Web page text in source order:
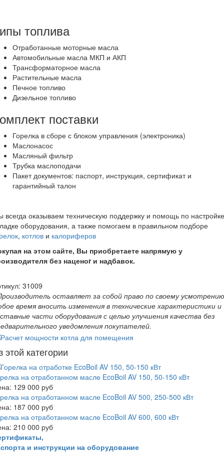
топлива
Отработанные моторные масла
Автомобильные масла МКП и АКП
Трансформаторное масла
Растительные масла
Печное топливо
Дизельное топливо
поставки
Горелка в сборе с блоком управления (электроника)
Маслонасос
Масляный фильтр
Трубка маслоподачи
Пакет документов: паспорт, инструкция, сертификат и
гарантийный талон
всегда оказываем техническую поддержку и помощь по
оборудования, а также помогаем в правильном подборе
, котлов и калориферов
на этом сайте, Вы приобретаете напрямую у
без наценоr и надбавок.
31009
оставляет за собой право по своему
время вносить изменения в технические характеристики и
части оборудования с целью улучшения качества без
уведомления покупателей.
этой категории
на отработанном масле EcoBoil AV 150, 50-150 кВт
129 000 руб
на отработанном масле EcoBoil AV 500, 250-500 кВт
187 000 руб
на отработанном масле EcoBoil AV 600, 600 кВт
210 000 руб
и инструкции на оборудование